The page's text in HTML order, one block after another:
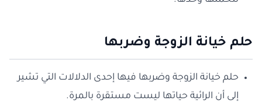
حلم خيانة الزوجة وضربها
حلم خيانة الزوجة وضربها فيها إحدى الدلالات التي تشير
إلى أن الرائية حياتها ليست مستقرة بالمرة.